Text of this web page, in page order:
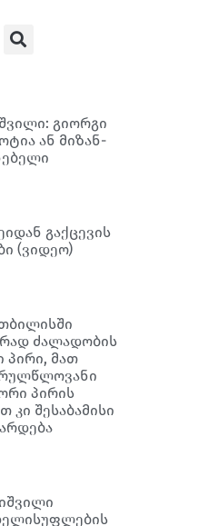
გი­ორ­გი
ან მი­ზან­
გაქცევის
(ვიდეო)
ძალადობის
პირი, მათ
პირის
კი შესაბამისი